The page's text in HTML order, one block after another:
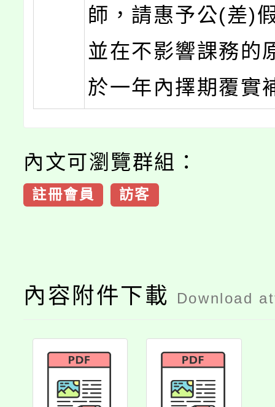
師，請惠予公(差)
並在不影響課務的
於一年內擇期覆實
內文可瀏覽群組：
註冊會員 訪客
內容附件下載 Download